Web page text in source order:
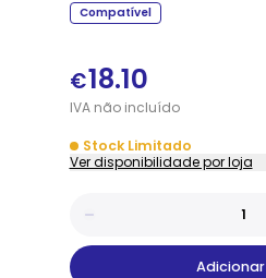
Compatível
€18.10
IVAnãoincluído
Stock Limitado
Ver disponibilidade por loja
Adicionar